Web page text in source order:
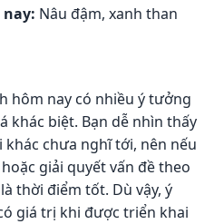
nay: Nâu đậm, xanh than
hôm nay có nhiều ý tưởng
khác biệt. Bạn dễ nhìn thấy
chưa nghĩ tới, nên nếu
giải quyết vấn đề theo
thời điểm tốt. Dù vậy, ý
giá trị khi được triển khai